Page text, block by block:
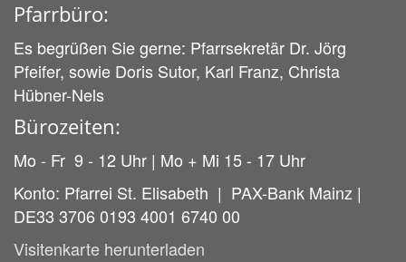
Pfarrbüro:
Es begrüßen Sie gerne: Pfarrsekretär Dr. Jörg
Pfeifer, sowie Doris Sutor, Karl Franz, Christa
Hübner-Nels
Bürozeiten:
Mo - Fr 9 - 12 Uhr | Mo + Mi 15 - 17 Uhr
Konto: Pfarrei St. Elisabeth | PAX-Bank Mainz |
DE33 3706 0193 4001 6740 00
Visitenkarte herunterladen